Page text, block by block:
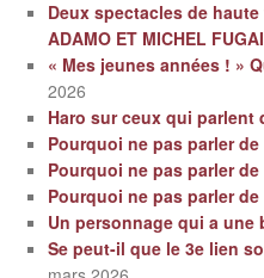
Deux spectacles de
ADAMO ET MICHEL
« Mes jeunes années ! »
2026
Haro sur ceux qui parlent
Pourquoi ne pas parler
Pourquoi ne pas parler
Pourquoi ne pas parler
Un personnage qui a une
Se peut-il que le 3e lien